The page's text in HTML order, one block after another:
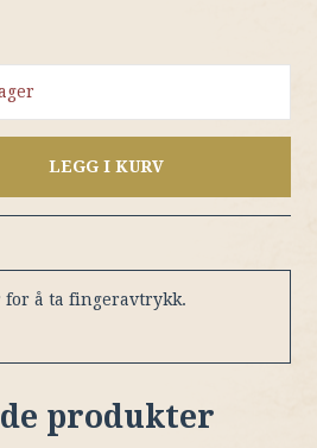
LEGG I KURV
å ta fingeravtrykk.
produkter